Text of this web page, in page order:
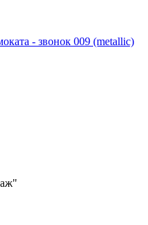
- звонок 009 (metallic)